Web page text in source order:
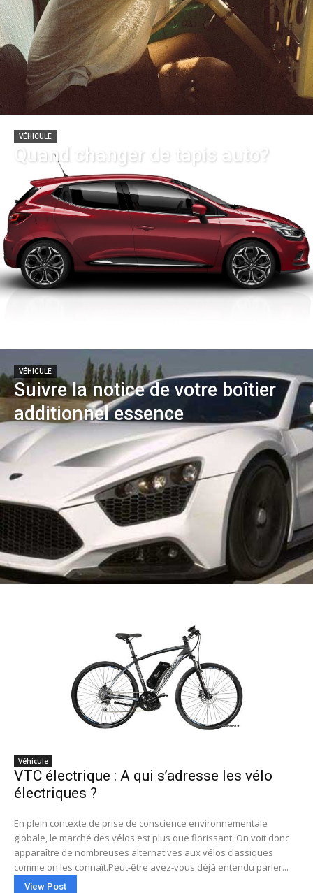
VÉHICULE
Quand changer de tapis auto?
VÉHICULE
Suivre la notice de votre boîtier
additionnel essence
Véhicule
VTC électrique : A qui s’adresse les vélo
électriques ?
En plein contexte de prise de conscience environnementale
globale, le marché des vélos est plus que florissant. On voit donc
apparaître de nombreuses alternatives aux vélos classiques
comme on les connaît.Peut-être avez-vous déjà entendu parler...
View Post